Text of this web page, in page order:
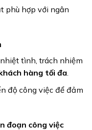
phù hợp với ngân
tình, trách nhiệm
hàng tối đa.
độ công việc để đảm
đoạn công việc